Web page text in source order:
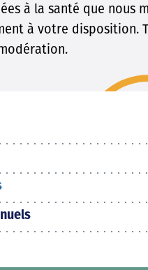
à la santé que nous
à votre disposition.